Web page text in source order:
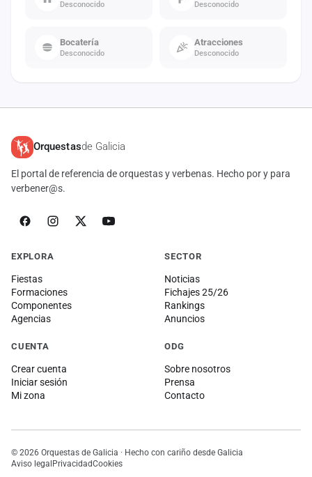
Desconocido Desconocido
Bocatería
Desconocido
Atracciones
Desconocido
Orquestasde Galicia
El portal de referencia de orquestas y verbenas. Hecho por y para
verbener@s.
EXPLORA
Fiestas
Formaciones
Componentes
Agencias
SECTOR
Noticias
Fichajes 25/26
Rankings
Anuncios
CUENTA
Crear cuenta
Iniciar sesión
Mi zona
ODG
Sobre nosotros
Prensa
Contacto
© 2026 Orquestas de Galicia · Hecho con cariño desde Galicia
Aviso legalPrivacidadCookies